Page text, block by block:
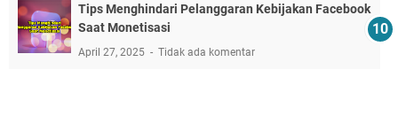
Tips Menghindari Pelanggaran Kebijakan Facebook
Saat Monetisasi
April 27, 2025 Tidak ada komentar